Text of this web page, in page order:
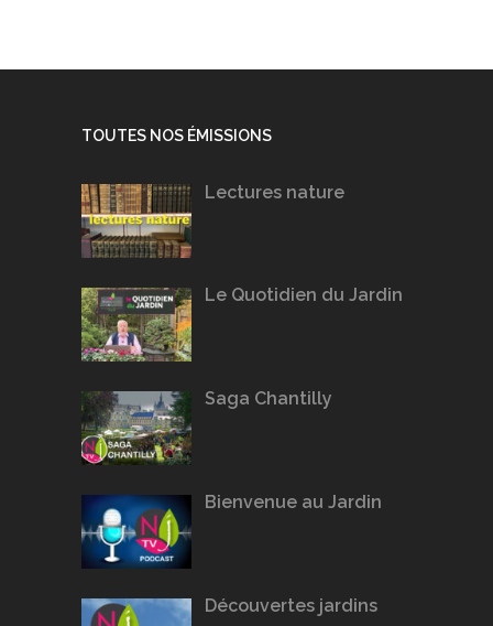
TOUTES NOS ÉMISSIONS
Lectures nature
Le Quotidien du Jardin
Saga Chantilly
Bienvenue au Jardin
Découvertes jardins